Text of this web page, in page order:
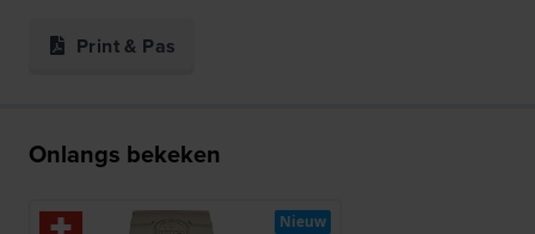
Print & Pas
Onlangs bekeken
Nieuw